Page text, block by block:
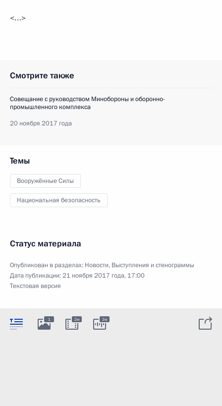
<…>
Смотрите также
Совещание с руководством Минобороны и оборонно-
промышленного комплекса
20 ноября 2017 года
Темы
Вооружённые Силы
Национальная безопасность
Статус материала
Опубликован в разделах: Новости, Выступления и стенограммы
Дата публикации:21 ноября 2017 года, 17:00
Текстовая версия
1 2м 2м